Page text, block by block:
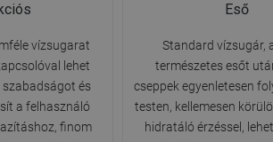
vízsugarat
lehet
és
a felhasználó
finom
Eső
Standard vízsugár,
természetes esőt
cseppek egyenletesen
testen, kellemesen
hidratáló érzéssel,